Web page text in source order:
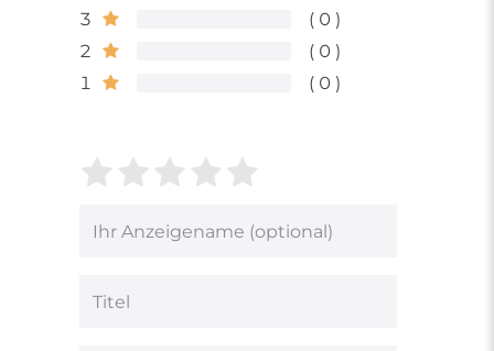
3
0
2
0
1
0
Bewertungssterne
von
4
von
3
2
von
1
von
Bewertungssternen
Anzeigename